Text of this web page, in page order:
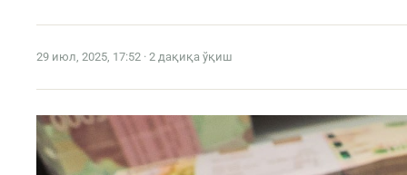
29 июл, 2025, 17:52 · 2 дақиқа ўқиш